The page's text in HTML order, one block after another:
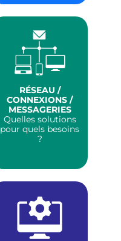
RÉSEAU /
CONNEXIONS /
MESSAGERIES
Quelles solutions
pour quels besoins
?